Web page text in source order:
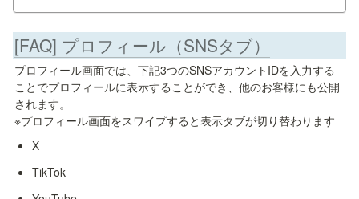
[FAQ] プロフィール（SNSタブ）
プロフィール画面では、下記3つのSNSアカウントIDを入力する
ことでプロフィールに表示することができ、他のお客様にも公開
されます。
※プロフィール画面をスワイプすると表示タブが切り替わります
X
TikTok